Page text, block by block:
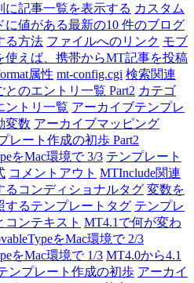
に記事一覧を表示する カスタム
に値がある最新の10 件のブログ
る方法 ファイルへのリンク モブ
使えば、携帯からMT記事を投稿
属性 mt-config.cgi 検索関連
とのエントリ一覧 Part2 カテゴ
ントリ一覧 アーカイブテンプレ
変数 アーカイブマッピング
レート作成の初歩 Part2
をMac環境で 3/3 テンプレート
コメントアウト MTInclude関連
るコンディショナルタグ 変数を
するテンプレートタグ テンプレ
コンテキスト MT4.1で何が変わ
をMac環境で 2/3
をMac環境で 1/3 MT4.0から4.1
ンプレート作成の初歩 アーカイ